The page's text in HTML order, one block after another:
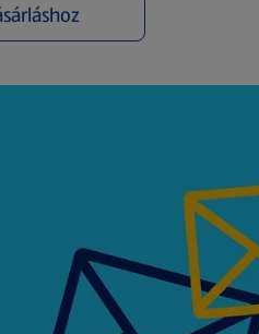
nyílik meg)